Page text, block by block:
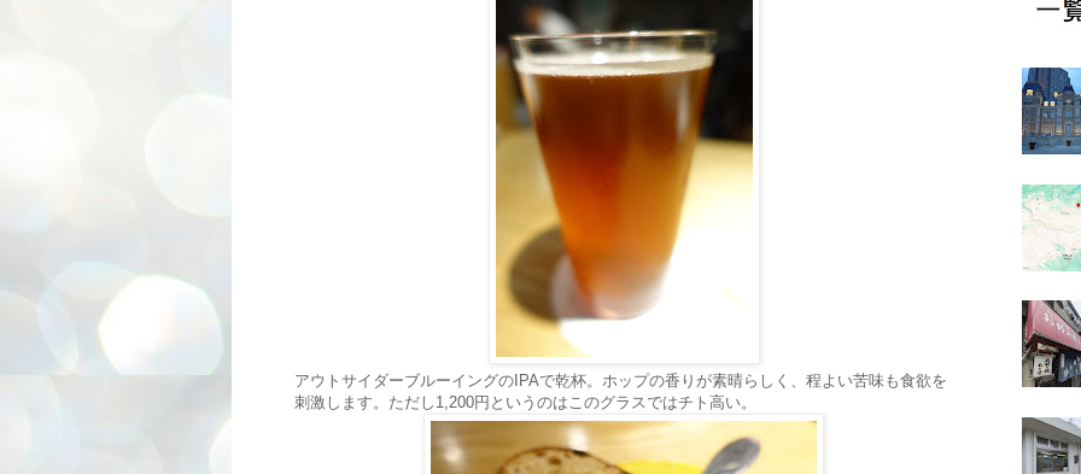
アウトサイダーブルーイングのIPAで乾杯。ホップの香りが素晴らしく、程よい苦味も食欲を
刺激します。ただし1,200円というのはこのグラスではチト高い。